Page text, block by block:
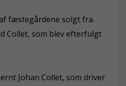
af fæstegårdene solgt fra.
Collet, som blev efterfulgt
Johan Collet, som driver